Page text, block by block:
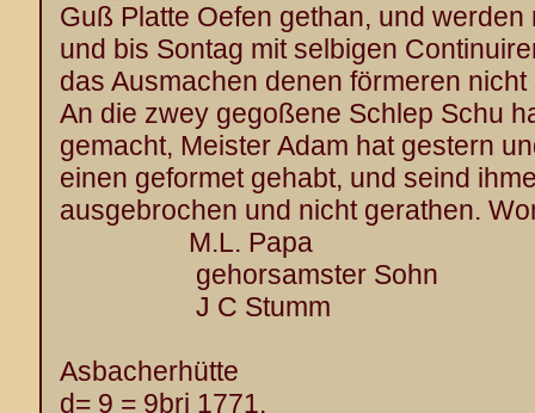
Guß Platte Oefen gethan, und werden
und bis Sontag mit selbigen
das Ausmachen denen förmeren
An die zwey gegoßene Schlep Schu
gemacht, Meister Adam hat gestern
einen geformet gehabt, und seind
ausgebrochen und nicht gerathen.
M.L. Papa
gehorsamster Sohn
J C Stumm
Asbacherhütte
d= 9 = 9bri 1771.